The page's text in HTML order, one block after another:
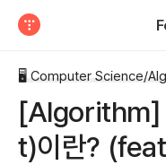
🖥 Computer Science/
[Algorithm]
t)이란?